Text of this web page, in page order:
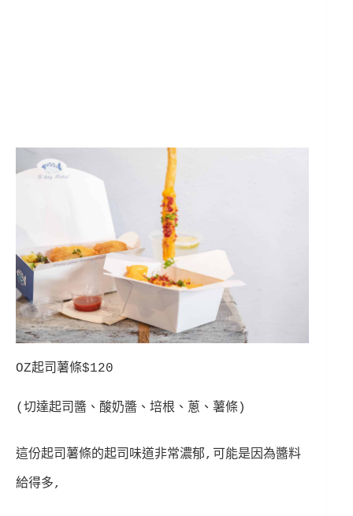
OZ起司薯條$120
(切達起司醬、酸奶醬、培根、蔥、薯條)
這份起司薯條的起司味道非常濃郁,可能是因為醬料
給得多,